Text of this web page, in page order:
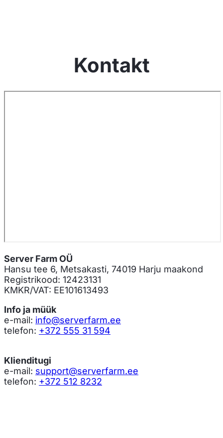
Kontakt
Server Farm OÜ
Hansu tee 6, Metsakasti, 74019 Harju maakond
Registrikood: 12423131
KMKR/VAT: EE101613493
Info ja müük
e-mail: info@serverfarm.ee
telefon: +372 555 31 594
Klienditugi
e-mail: support@serverfarm.ee
telefon: +372 512 8232